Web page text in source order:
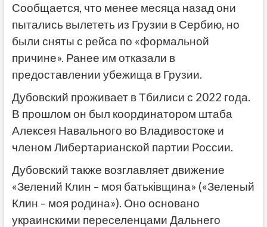
Сообщается, что менее месяца назад они
пытались вылететь из Грузии в Сербию, но
были сняты с рейса по «формальной
причине». Ранее им отказали в
предоставлении убежища в Грузии.
Дубовский проживает в Тбилиси с 2022 года.
В прошлом он был координатором штаба
Алексея Навального во Владивостоке и
членом Либертарианской партии России.
Дубовский также возглавляет движение
«Зелений Клин – моя батьківщина» («Зеленый
Клин – моя родина»). Оно основано
украинскими переселенцами Дальнего